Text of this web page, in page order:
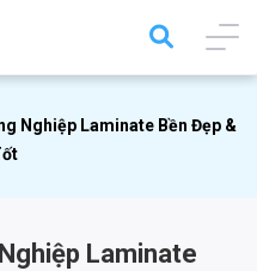
Nghiệp Laminate Bền Đẹp &
Laminate